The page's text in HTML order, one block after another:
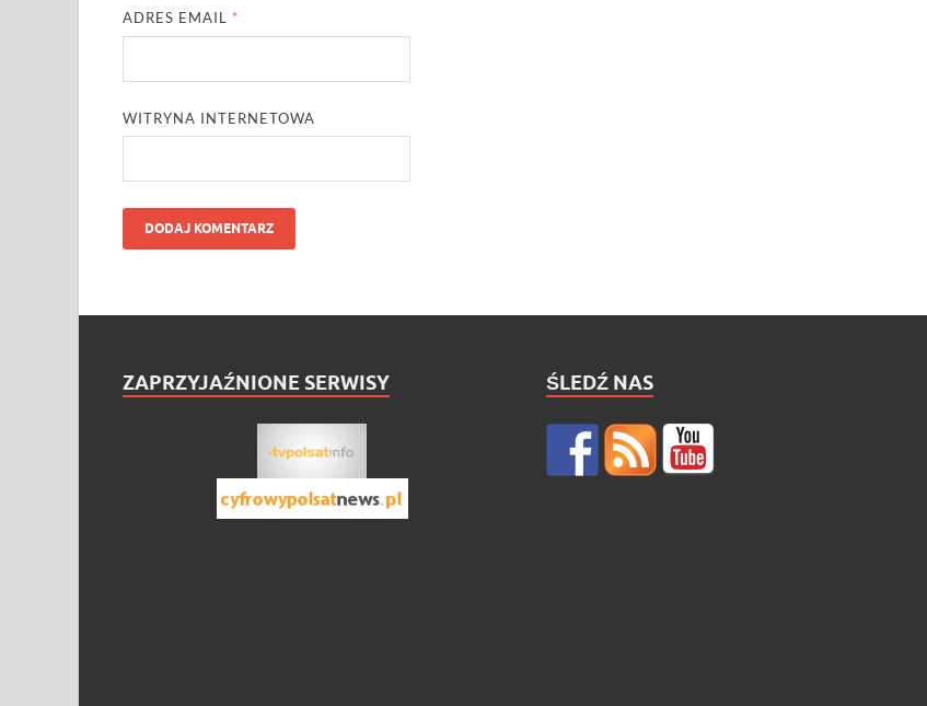
ADRES EMAIL *
WITRYNA INTERNETOWA
ZAPRZYJAŹNIONE SERWISY ŚLEDŹ NAS